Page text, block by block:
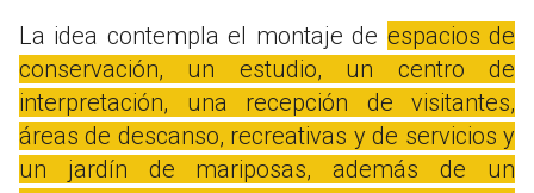
La idea contempla el montaje de espacios de
conservación, un estudio, un centro de
interpretación, una recepción de visitantes,
áreas de descanso, recreativas y de servicios y
un jardín de mariposas, además de un